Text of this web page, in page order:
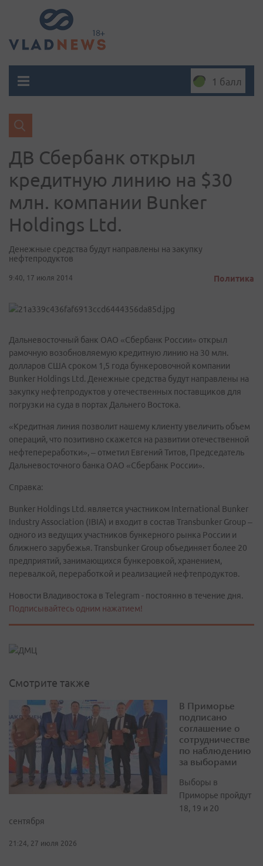
1 балл
ДВ Сбербанк открыл
кредитную линию на $30
млн. компании Bunker
Holdings Ltd.
Денежные средства будут направлены на закупку
нефтепродуктов
9:40, 17 июля 2014 Политика
Дальневосточный банк ОАО «Сбербанк России» открыл
рамочную возобновляемую кредитную линию на 30 млн.
долларов США сроком 1,5 года бункеровочной компании
Bunker Holdings Ltd. Денежные средства будут направлены на
закупку нефтепродуктов у отечественных поставщиков для
погрузки на суда в портах Дальнего Востока.
«Кредитная линия позволит нашему клиенту увеличить объем
операций, что позитивно скажется на развитии отечественной
нефтепереработки», – отметил Евгений Титов, Председатель
Дальневосточного банка ОАО «Сбербанк России».
Справка:
Bunker Holdings Ltd. является участником International Bunker
Industry Association (IBIA) и входит в состав Transbunker Group –
одного из ведущих участников бункерного рынка России и
ближнего зарубежья. Transbunker Group объединяет более 20
предприятий, занимающихся бункеровкой, хранением,
перевалкой, переработкой и реализацией нефтепродуктов.
Новости Владивостока в Telegram - постоянно в течение дня.
Подписывайтесь одним нажатием!
Смотрите также
В Приморье
подписано
соглашение о
сотрудничестве
по наблюдению
за выборами
Выборы в
Приморье пройдут
18, 19 и 20
сентября
21:24, 27 июля 2026